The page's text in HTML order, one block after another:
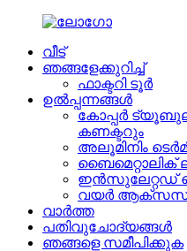
വീട്
ഞങ്ങളേക്കുറിച്ച്
ഫാക്ടറി ടൂർ
ഉൽപ്പന്നങ്ങൾ
കോപ്പർ
കണക്ടറും
അലൂമിനിം
ഇൻസുലേറ്റഡ്
വയർ
വാർത്ത
പതിവുചോദ്യങ്ങൾ
ഞങ്ങളെ സമീപിക്കുക